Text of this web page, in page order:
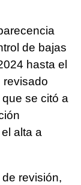
de bajas
hasta el
revisado
que se citó a
alta a
revisión,